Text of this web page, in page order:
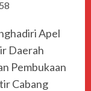
Apel
Daerah
Pembukaan
Cabang